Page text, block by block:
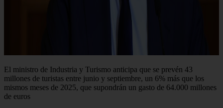
El ministro de Industria y Turismo anticipa que se prevén 43
millones de turistas entre junio y septiembre, un 6% más que los
mismos meses de 2025, que supondrán un gasto de 64.000 millones
de euros